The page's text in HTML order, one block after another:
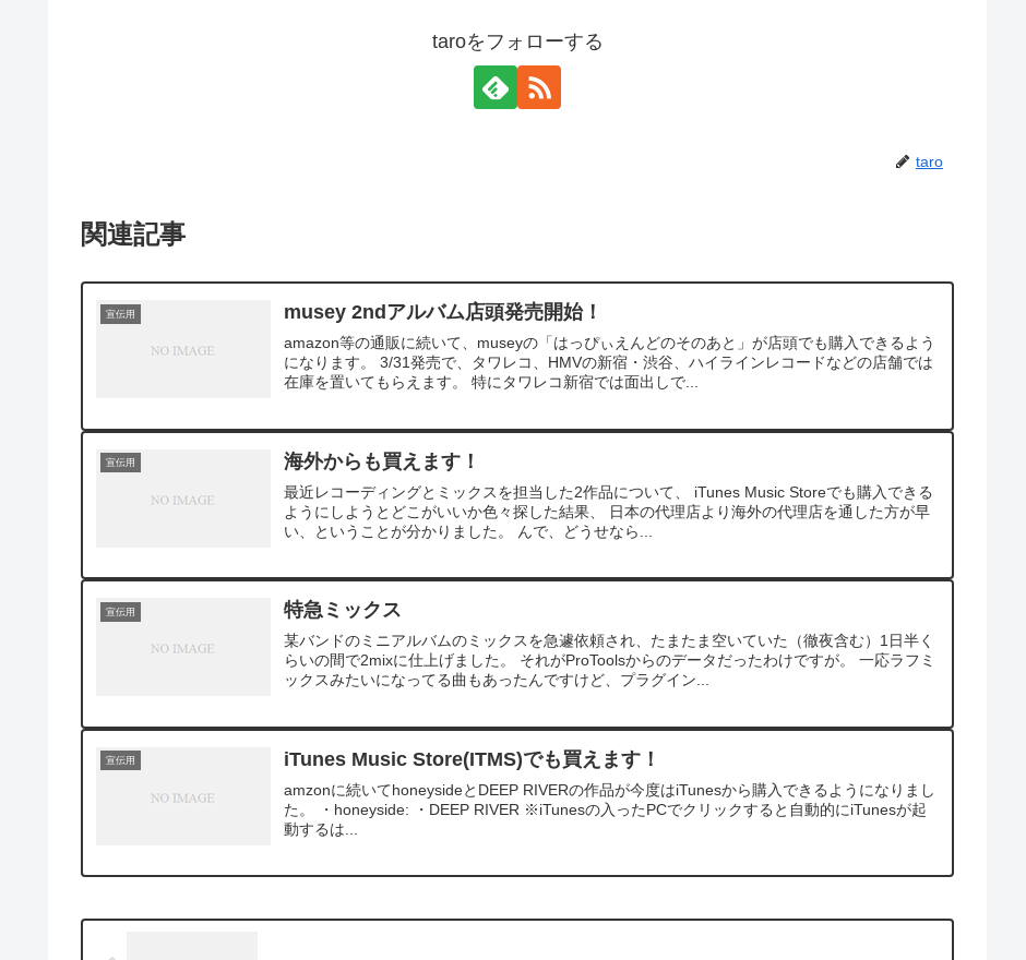
taroをフォローする
taro
関連記事
宣伝用 musey 2ndアルバム店頭発売開始！
amazon等の通販に続いて、museyの「はっぴぃえんどのそのあと」が店頭でも購入できるよう
になります。 3/31発売で、タワレコ、HMVの新宿・渋谷、ハイラインレコードなどの店舗では
在庫を置いてもらえます。 特にタワレコ新宿では面出しで...
宣伝用 海外からも買えます！
最近レコーディングとミックスを担当した2作品について、 iTunes Music Storeでも購入できる
ようにしようとどこがいいか色々探した結果、 日本の代理店より海外の代理店を通した方が早
い、ということが分かりました。 んで、どうせなら...
宣伝用 特急ミックス
某バンドのミニアルバムのミックスを急遽依頼され、たまたま空いていた（徹夜含む）1日半く
らいの間で2mixに仕上げました。 それがProToolsからのデータだったわけですが。 一応ラフミ
ックスみたいになってる曲もあったんですけど、プラグイン...
宣伝用 iTunes Music Store(ITMS)でも買えます！
amzonに続いてhoneysideとDEEP RIVERの作品が今度はiTunesから購入できるようになりまし
た。 ・honeyside: ・DEEP RIVER ※iTunesの入ったPCでクリックすると自動的にiTunesが起
動するは...